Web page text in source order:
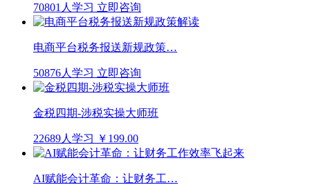
70801人学习 立即咨询
电商平台税务报送新规政策…
50876人学习 立即咨询
金税四期-涉税实操大师班
22689人学习 ￥199.00
AI赋能会计革命：让财务工…